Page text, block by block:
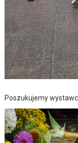
Poszukujemy